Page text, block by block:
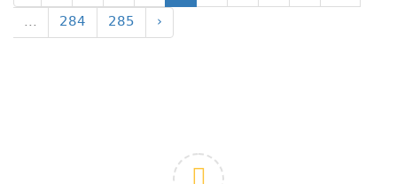
...
284 285 ›